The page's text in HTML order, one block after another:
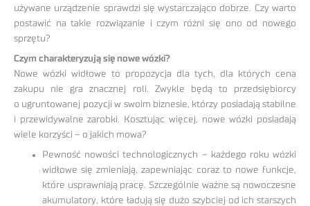
używane urządzenie sprawdzi się wystarczająco dobrze. Czy warto
postawić na takie rozwiązanie i czym różni się ono od nowego
sprzętu?
Czym charakteryzują się nowe wózki?
Nowe wózki widłowe to propozycja dla tych, dla których cena
zakupu nie gra znacznej roli. Zwykle będą to przedsiębiorcy
o ugruntowanej pozycji w swoim biznesie, którzy posiadają stabilne
i przewidywalne zarobki. Kosztując więcej, nowe wózki posiadają
wiele korzyści – o jakich mowa?
Pewność nowości technologicznych – każdego roku wózki
widłowe się zmieniają, zapewniając coraz to nowe funkcje,
które usprawniają pracę. Szczególnie ważne są nowoczesne
akumulatory, które ładują się dużo szybciej od ich starszych